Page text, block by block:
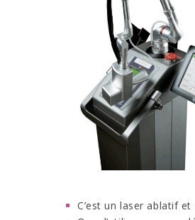
C’est un laser ablatif et